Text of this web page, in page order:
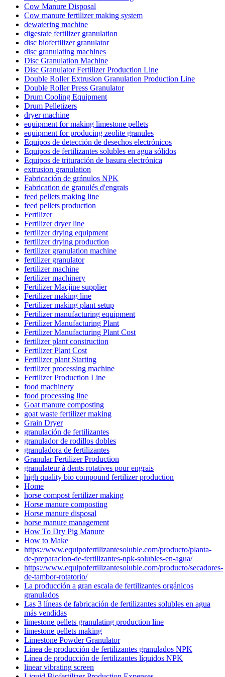
Cow Manure Disposal
Cow manure fertilizer making system
dewatering machine
digestate fertilizer granulation
disc biofertilizer granulator
disc granulating machines
Disc Granulation Machine
Disc Granulator Fertilizer Production Line
Double Roller Extrusion Granulation Production Line
Double Roller Press Granulator
Drum Cooling Equipment
Drum Pelletizers
dryer machine
equipment for making limestone pellets
equipment for producing zeolite granules
Equipos de detección de desechos electrónicos
Equipos de fertilizantes solubles en agua sólidos
Equipos de trituración de basura electrónica
extrusion granulation
Fabricación de gránulos NPK
Fabrication de granulés d'engrais
feed pellets making line
feed pellets production
Fertilizer
Fertilizer dryer line
fertilizer drying equipment
fertilizer drying production
fertilizer granulation machine
fertilizer granulator
fertilizer machine
fertilizer machinery
Fertilizer Macjine supplier
Fertilizer making line
Fertilizer making plant setup
Fertilizer manufacturing equipment
Fertilizer Manufacturing Plant
Fertilizer Manufacturing Plant Cost
fertilizer plant construction
Fertilizer Plant Cost
Fertilizer plant Starting
fertilizer processing machine
Fertilizer Production Line
food machinery
food processing line
Goat manure composting
goat waste fertilizer making
Grain Dryer
granulación de fertilizantes
granulador de rodillos dobles
granuladora de fertilizantes
Granular Fertilizer Production
granulateur à dents rotatives pour engrais
high quality bio compound fertilizer production
Home
horse compost fertilizer making
Horse manure composting
Horse manure disposal
horse manure management
How To Dry Pig Manure
How to Make
https://www.equipofertilizantesoluble.com/producto/planta-
de-preparacion-de-fertilizantes-npk-solubles-en-agua/
https://www.equipofertilizantesoluble.com/producto/secadores-
de-tambor-rotatorio/
La producción a gran escala de fertilizantes orgánicos
granulados
Las 3 líneas de fabricación de fertilizantes solubles en agua
más vendidas
limestone pellets granulating production line
limestone pellets making
Limestone Powder Granulator
Línea de producción de fertilizantes granulados NPK
Línea de producción de fertilizantes líquidos NPK
linear vibrating screen